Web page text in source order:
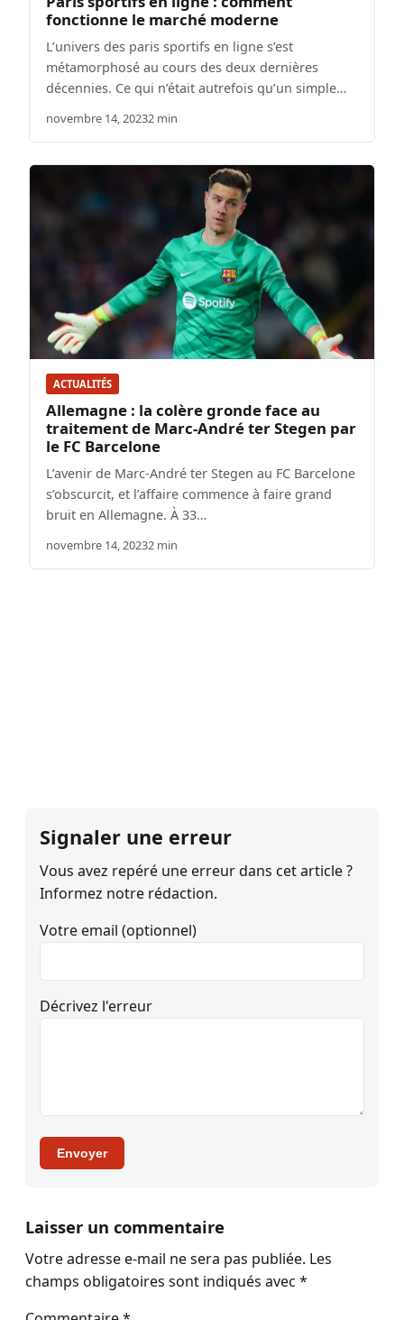
fonctionne le marché moderne
L’univers des paris sportifs en ligne s’est
métamorphosé au cours des deux dernières
décennies. Ce qui n’était autrefois qu’un simple…
novembre 14, 20232 min
ACTUALITÉS
Allemagne : la colère gronde face au
traitement de Marc-André ter Stegen par
le FC Barcelone
L’avenir de Marc-André ter Stegen au FC Barcelone
s’obscurcit, et l’affaire commence à faire grand
bruit en Allemagne. À 33…
novembre 14, 20232 min
Signaler une erreur
Vous avez repéré une erreur dans cet article ?
Informez notre rédaction.
Votre email (optionnel)
Décrivez l'erreur
Envoyer
Laisser un commentaire
Votre adresse e-mail ne sera pas publiée. Les
champs obligatoires sont indiqués avec *